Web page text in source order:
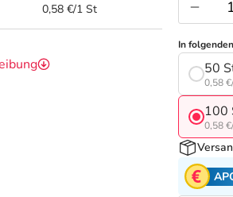
0,58 €/1 St
In
50
0,58
100
0,58